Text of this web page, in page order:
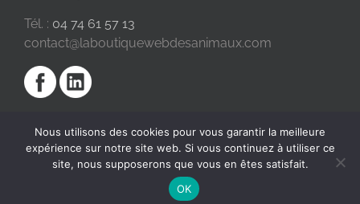
Tél. : 04 74 61 57 13
contact@laboutiquewebdesanimaux.com
2018 © La Boutique Web des Animaux | Réalisé par
Nous utilisons des cookies pour vous garantir la meilleure
expérience sur notre site web. Si vous continuez à utiliser ce
site, nous supposerons que vous en êtes satisfait.
OK